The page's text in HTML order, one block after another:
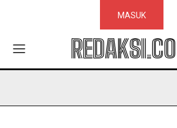
MASUK
REDAKSI.CO